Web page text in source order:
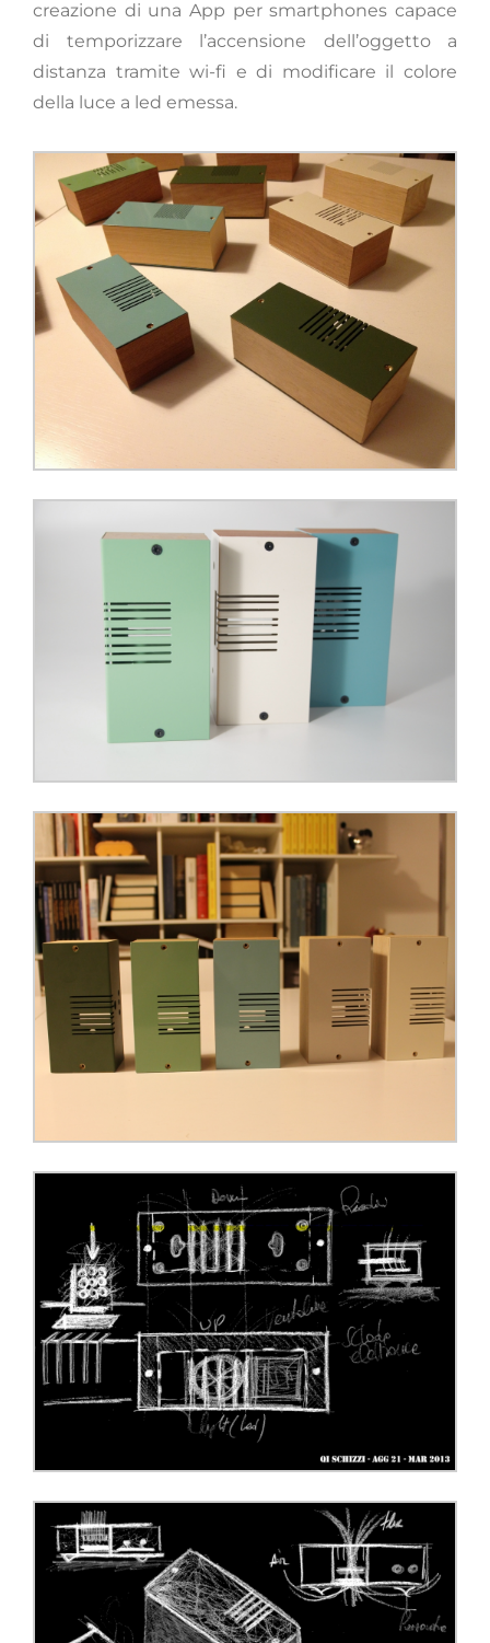
creazione di una App per smartphones capace
di temporizzare l’accensione dell’oggetto a
distanza tramite wi-fi e di modificare il colore
della luce a led emessa.